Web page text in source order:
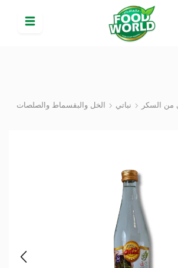
من السكر نباتي الخل والبقسماط والصلصات